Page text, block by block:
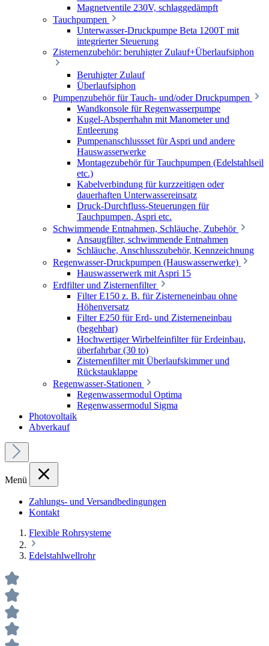
Magnetventile 230V, schlaggedämpft
Tauchpumpen
Unterwasser-Druckpumpe Beta 1200T mit
integrierter Steuerung
Zisternenzubehör: beruhigter Zulauf+Überlaufsiphon
Beruhigter Zulauf
Überlaufsiphon
Pumpenzubehör für Tauch- und/oder Druckpumpen
Wandkonsole für Regenwasserpumpe
Kugel-Absperrhahn mit Manometer und
Entleerung
Pumpenanschlussset für Aspri und andere
Hauswasserwerke
Montagezubehör für Tauchpumpen (Edelstahlseil
etc.)
Kabelverbindung für kurzzeitigen oder
dauerhaften Unterwassereinsatz
Druck-Durchfluss-Steuerungen für
Tauchpumpen, Aspri etc.
Schwimmende Entnahmen, Schläuche, Zubehör
Ansaugfilter, schwimmende Entnahmen
Schläuche, Anschlusszubehör, Kennzeichnung
Regenwasser-Druckpumpen (Hauswasserwerke)
Hauswasserwerk mit Aspri 15
Erdfilter und Zisternenfilter
Filter E150 z. B. für Zisterneneinbau ohne
Höhenversatz
Filter E250 für Erd- und Zisterneneinbau
(begehbar)
Hochwertiger Wirbelfeinfilter für Erdeinbau,
überfahrbar (30 to)
Zisternenfilter mit Überlaufskimmer und
Rückstauklappe
Regenwasser-Stationen
Regenwassermodul Optima
Regenwassermodul Sigma
Photovoltaik
Abverkauf
Menü
Zahlungs- und Versandbedingungen
Kontakt
Flexible Rohrsysteme
Edelstahlwellrohr